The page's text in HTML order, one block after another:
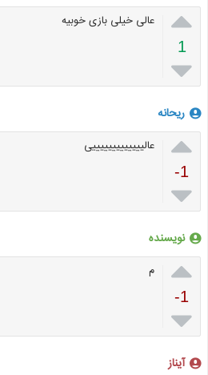

1

عالی خیلی بازی خوبیه
ریحانه

-1

عالیییییییییییییی
نویسنده

-1

م
آیناز